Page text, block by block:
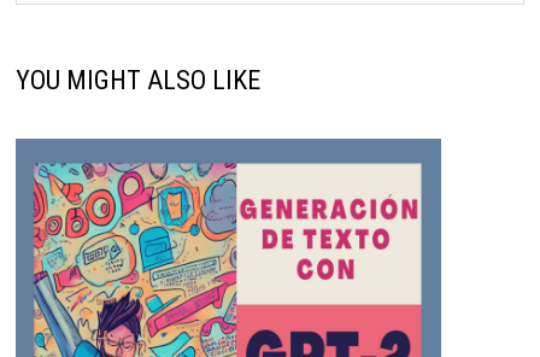
YOU MIGHT ALSO LIKE